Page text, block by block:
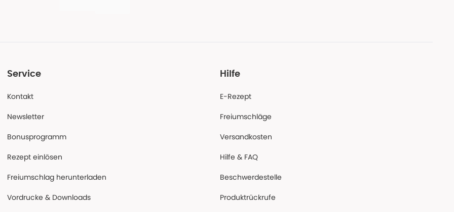
Service
Kontakt
Newsletter
Bonusprogramm
Rezept einlösen
Freiumschlag herunterladen
Vordrucke & Downloads
Hilfe
E-Rezept
Freiumschläge
Versandkosten
Hilfe & FAQ
Beschwerdestelle
Produktrückrufe